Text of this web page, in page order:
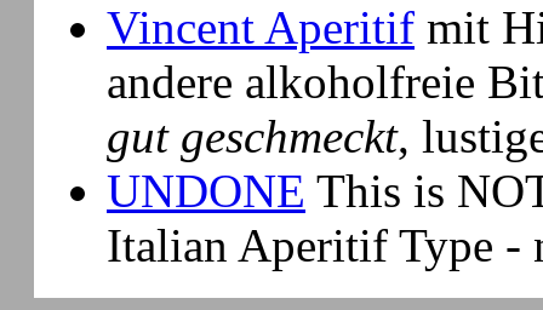
Vincent Aperitif mit
andere alkoholfreie
gut geschmeckt,
UNDONE This is
Italian Aperitif Type -